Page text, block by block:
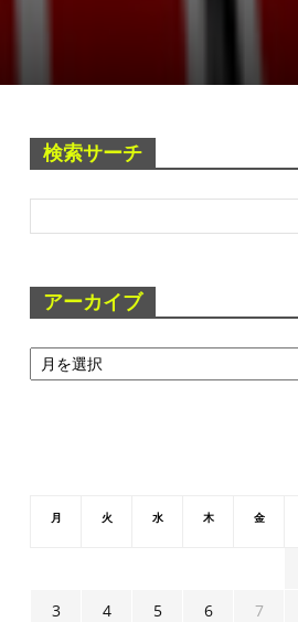
検索サーチ
アーカイブ
ア
ー
月 火 水 木 金
3
4 5 6 7